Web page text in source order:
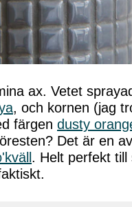
ax. Vetet
, och kornen (jag
färgen dusty
Det är en av
. Helt perfekt till